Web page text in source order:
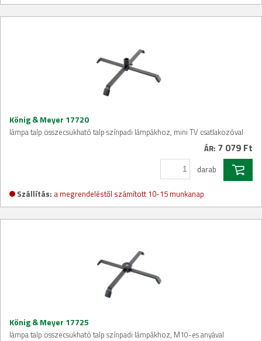
König & Meyer 17720
lámpa talp összecsukható talp színpadi lámpákhoz, mini TV csatlakozóval
ÁR: 7 079 Ft
darab
Szállítás: a megrendeléstől számított 10-15 munkanap
König & Meyer 17725
lámpa talp összecsukható talp színpadi lámpákhoz, M10-es anyával